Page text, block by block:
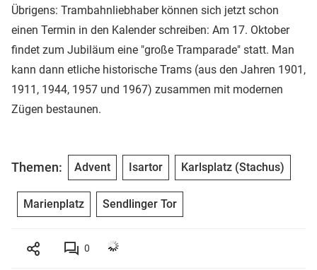
Übrigens: Trambahnliebhaber können sich jetzt schon
einen Termin in den Kalender schreiben: Am 17. Oktober
findet zum Jubiläum eine "große Tramparade" statt. Man
kann dann etliche historische Trams (aus den Jahren 1901,
1911, 1944, 1957 und 1967) zusammen mit modernen
Zügen bestaunen.
Themen: Advent Isartor Karlsplatz (Stachus)
Marienplatz Sendlinger Tor
0